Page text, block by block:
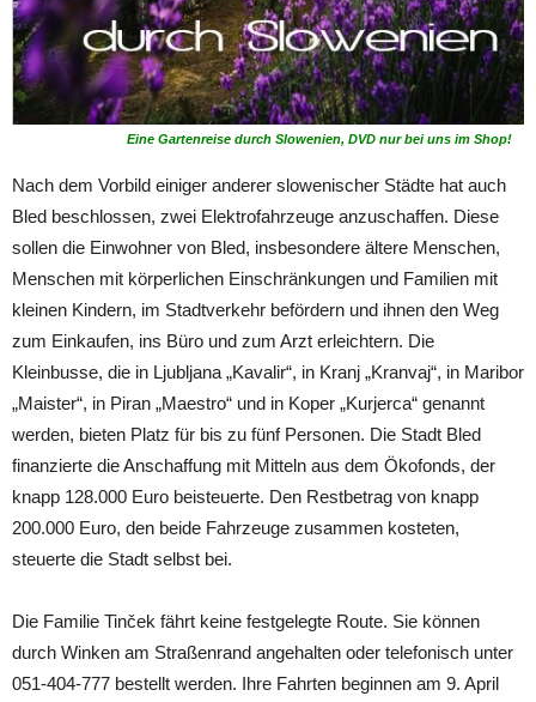
Eine Gartenreise durch Slowenien, DVD nur bei uns im Shop!
Nach dem Vorbild einiger anderer slowenischer Städte hat auch
Bled beschlossen, zwei Elektrofahrzeuge anzuschaffen. Diese
sollen die Einwohner von Bled, insbesondere ältere Menschen,
Menschen mit körperlichen Einschränkungen und Familien mit
kleinen Kindern, im Stadtverkehr befördern und ihnen den Weg
zum Einkaufen, ins Büro und zum Arzt erleichtern. Die
Kleinbusse, die in Ljubljana „Kavalir“, in Kranj „Kranvaj“, in Maribor
„Maister“, in Piran „Maestro“ und in Koper „Kurjerca“ genannt
werden, bieten Platz für bis zu fünf Personen. Die Stadt Bled
finanzierte die Anschaffung mit Mitteln aus dem Ökofonds, der
knapp 128.000 Euro beisteuerte. Den Restbetrag von knapp
200.000 Euro, den beide Fahrzeuge zusammen kosteten,
steuerte die Stadt selbst bei.
Die Familie Tinček fährt keine festgelegte Route. Sie können
durch Winken am Straßenrand angehalten oder telefonisch unter
051-404-777 bestellt werden. Ihre Fahrten beginnen am 9. April